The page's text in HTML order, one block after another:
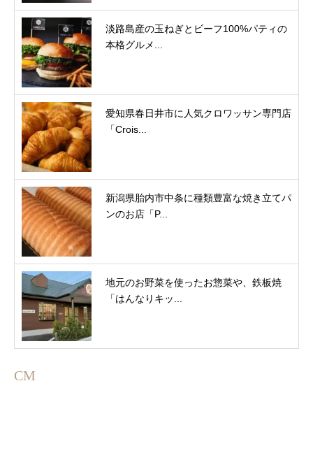
淡路島産の玉ねぎとビーフ100%パティの
本格グルメ...
愛知県春日井市に人気クロワッサン専門店
「Crois...
新潟県胎内市中条に種類豊富な焼き立てパ
ンのお店「P...
地元のお野菜を使ったお惣菜や、鉄板焼
「はんなりキッ...
CM